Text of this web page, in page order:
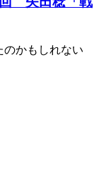
のかもしれない